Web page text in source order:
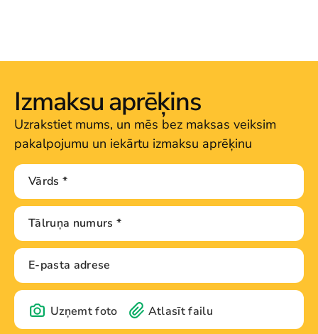
Izmaksu aprēķins
Uzrakstiet mums, un mēs bez maksas veiksim
pakalpojumu un iekārtu izmaksu aprēķinu
Uzņemt foto Atlasīt failu